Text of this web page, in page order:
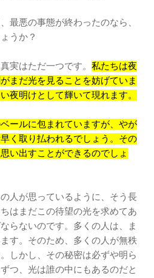
最悪の事態が終わったのなら、
うか？
実はただ一つです。 私たちは夜
まだ光を見ることを妨げていま
夜明けとして輝いて現れます。
ールに包まれていますが、やが
く取り払われるでしょう。その
い出すことができるのでしょ
人が思っているように、そう長
はまだこの待望の光を求めてあ
らないのです。多くの人は、ま
す。そのため、多くの人が無秩
しかし、その秘密は必ずや明ら
つ、光は誰の中にもあるのだと